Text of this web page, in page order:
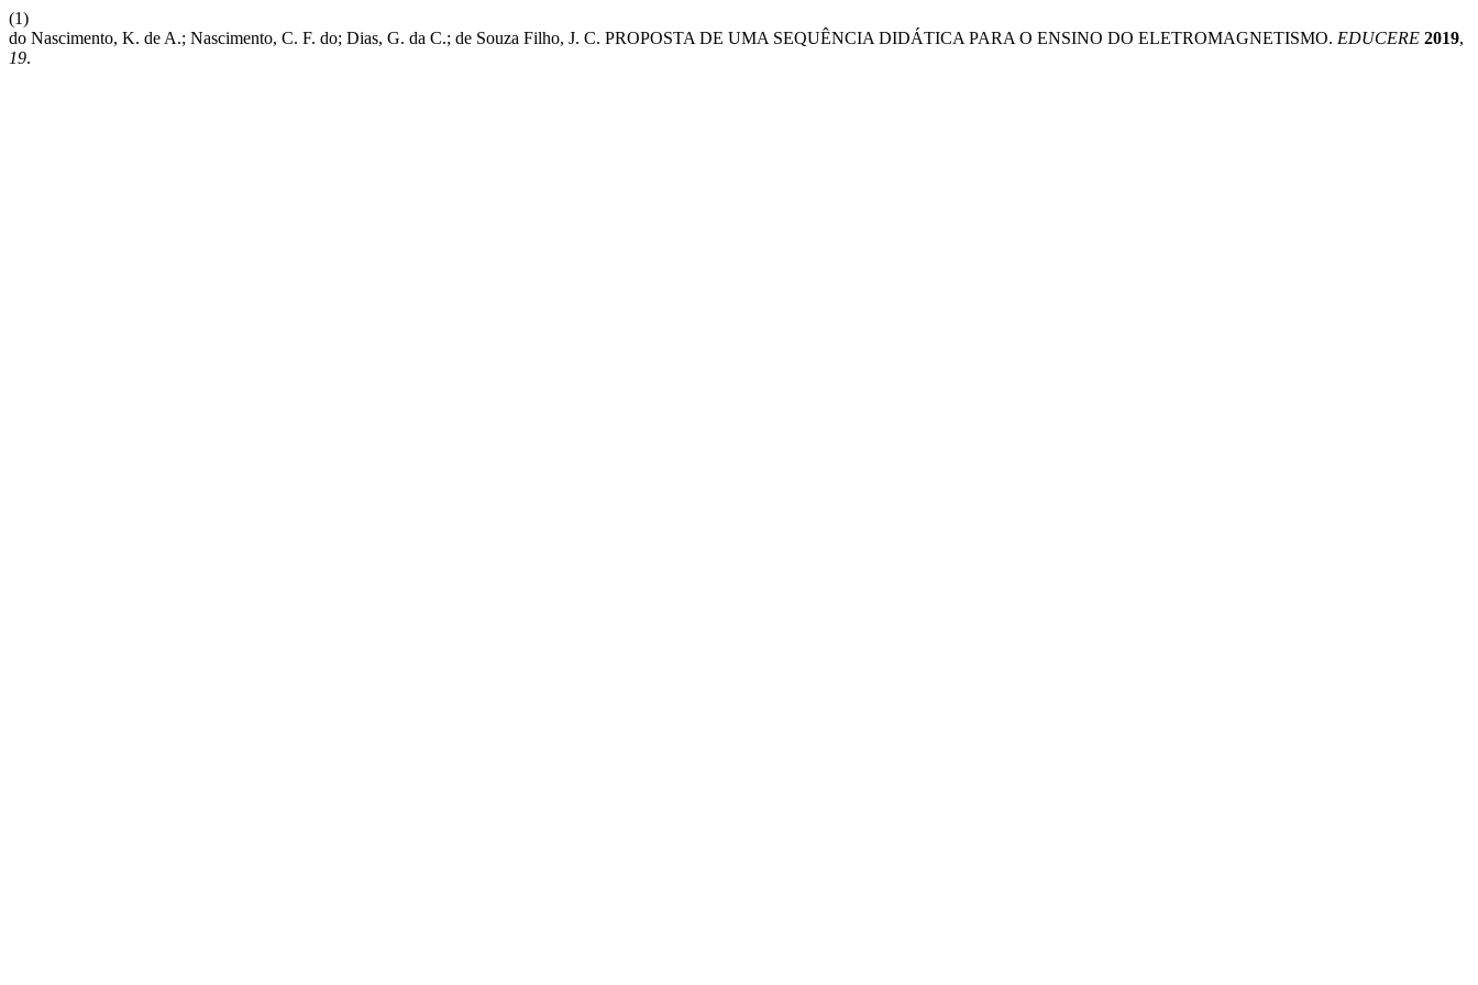
(1)
do Nascimento, K. de A.; Nascimento, C. F. do; Dias, G. da C.; de Souza Filho, J. C. PROPOSTA DE UMA SEQUÊNCIA DIDÁTICA PARA O ENSINO DO ELETROMAGNETISMO. EDUCERE 2019,
19.